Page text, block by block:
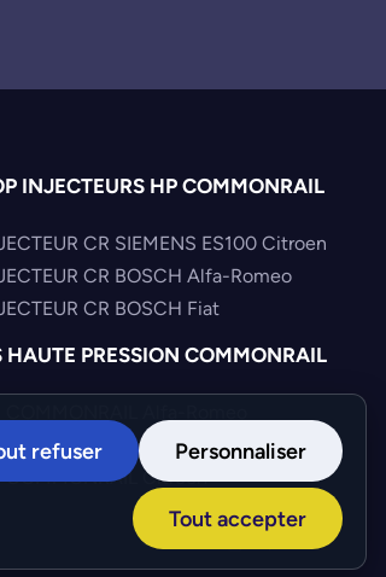
INJECTEURS HP COMMONRAIL
CR SIEMENS ES100 Citroen
CR BOSCH Alfa-Romeo
CR BOSCH Fiat
HAUTE PRESSION COMMONRAIL
COMMONRAIL Toyota
COMMONRAIL Citroen
Création :
refuser Personnaliser
Tout accepter